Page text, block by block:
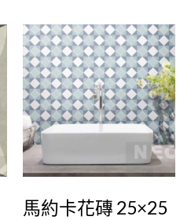
馬約卡花磚 25×25